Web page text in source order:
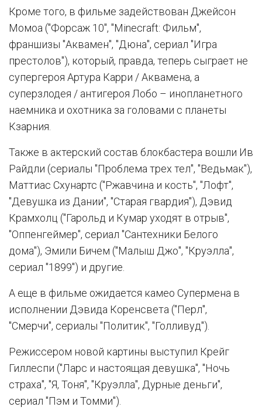
Кроме того, в фильме задействован Джейсон
Момоа ("Форсаж 10", "Minecraft: Фильм",
франшизы "Аквамен", "Дюна", сериал "Игра
престолов"), который, правда, теперь сыграет не
супергероя Артура Карри / Аквамена, а
суперзлодея / антигероя Лобо – инопланетного
наемника и охотника за головами с планеты
Кзарния.
Также в актерский состав блокбастера вошли Ив
Райдли (сериалы "Проблема трех тел", "Ведьмак"),
Маттиас Схунартс ("Ржавчина и кость", "Лофт",
"Девушка из Дании", "Старая гвардия"), Дэвид
Крамхолц ("Гарольд и Кумар уходят в отрыв",
"Оппенгеймер", сериал "Сантехники Белого
дома"), Эмили Бичем ("Малыш Джо", "Круэлла",
сериал "1899") и другие.
А еще в фильме ожидается камео Супермена в
исполнении Дэвида Коренсвета ("Перл",
"Смерчи", сериалы "Политик", "Голливуд").
Режиссером новой картины выступил Крейг
Гиллеспи ("Ларс и настоящая девушка", "Ночь
страха", "Я, Тоня", "Круэлла", Дурные деньги",
сериал "Пэм и Томми").